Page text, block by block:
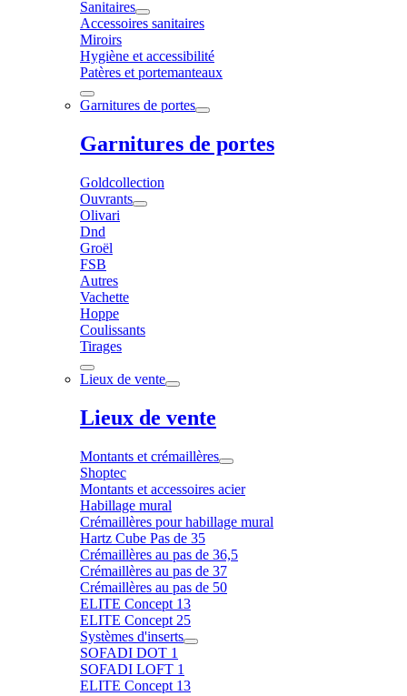
Sanitaires
Accessoires sanitaires
Miroirs
Hygiène et accessibilité
Patères et portemanteaux
Garnitures de portes
Garnitures de portes
Goldcollection
Ouvrants
Olivari
Dnd
Groël
FSB
Autres
Vachette
Hoppe
Coulissants
Tirages
Lieux de vente
Lieux de vente
Montants et crémaillères
Shoptec
Montants et accessoires acier
Habillage mural
Crémaillères pour habillage mural
Hartz Cube Pas de 35
Crémaillères au pas de 36,5
Crémaillères au pas de 37
Crémaillères au pas de 50
ELITE Concept 13
ELITE Concept 25
Systèmes d'inserts
SOFADI DOT 1
SOFADI LOFT 1
ELITE Concept 13